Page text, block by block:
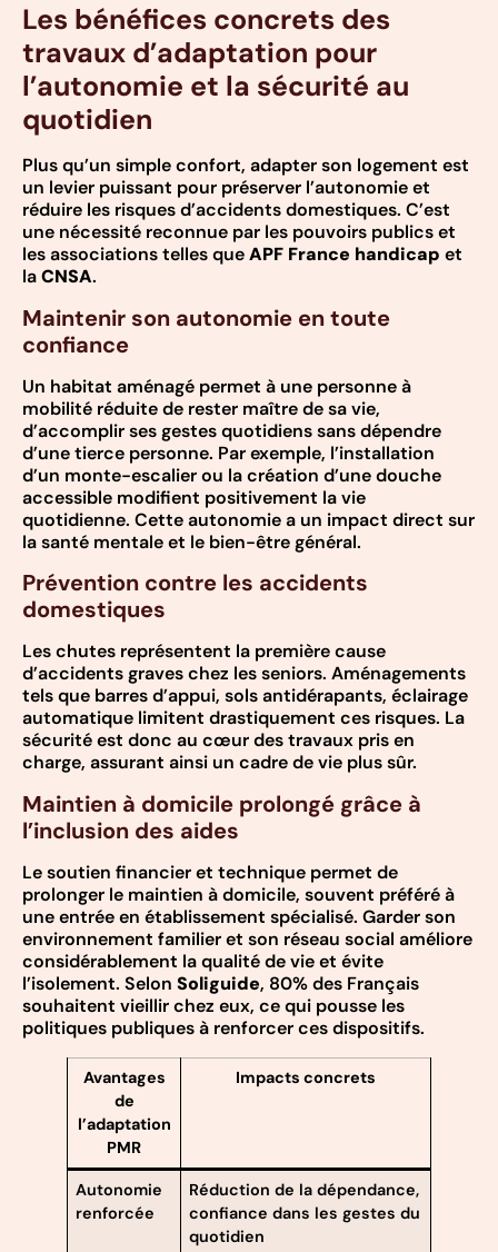
Les bénéfices concrets des
travaux d’adaptation pour
l’autonomie et la sécurité au
quotidien
Plus qu’un simple confort, adapter son logement est
un levier puissant pour préserver l’autonomie et
réduire les risques d’accidents domestiques. C’est
une nécessité reconnue par les pouvoirs publics et
les associations telles queAPF France handicap et
laCNSA.
Maintenir son autonomie en toute
confiance
Un habitat aménagé permet à une personne à
mobilité réduite de rester maître de sa vie,
d’accomplir ses gestes quotidiens sans dépendre
d’une tierce personne. Par exemple, l’installation
d’un monte-escalier ou la création d’une douche
accessible modifient positivement la vie
quotidienne. Cette autonomie a un impact direct sur
la santé mentale et le bien-être général.
Prévention contre les accidents
domestiques
Les chutes représentent la première cause
d’accidents graves chez les seniors. Aménagements
tels que barres d’appui, sols antidérapants, éclairage
automatique limitent drastiquement ces risques. La
sécurité est donc au cœur des travaux pris en
charge, assurant ainsi un cadre de vie plus sûr.
Maintien à domicile prolongé grâce à
l’inclusion des aides
Le soutien financier et technique permet de
prolonger le maintien à domicile, souvent préféré à
une entrée en établissement spécialisé. Garder son
environnement familier et son réseau social améliore
considérablement la qualité de vie et évite
l’isolement. Selon Soliguide, 80% des Français
souhaitent vieillir chez eux, ce qui pousse les
politiques publiques à renforcer ces dispositifs.
Avantages
de
l’adaptation
PMR
Impacts concrets
Autonomie
renforcée
Réduction de la dépendance,
confiance dans les gestes du
quotidien